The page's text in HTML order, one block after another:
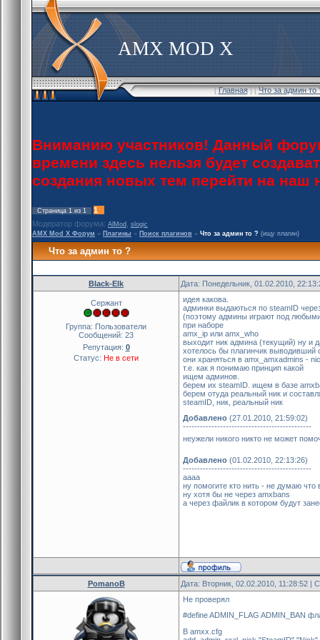
AMX MOD X
[Главная] [Что за админ то
Вниманию участников! Данный
времени здесь нельзя будет
создания новых тем перейти на
Страница 1 из 1
1
Модератор форума: AlMod
slogic
AMX Mod X Форум » Плагины » Поиск плагинов » Что за админ то ? (ищу плагин)
Что за админ то ?
Black-Elk Дата: Понедельник, 01.02.2010,
Сержант
Группа: Пользователи
Сообщений: 23
Репутация: 0
Статус: Не в сети
идея какова.
админки выдаються по steamID
(поэтому админы играют под
при наборе
amx_ip или amx_who
выходит ник админа (текущий) ну и
хотелось бы плагинчик
они храняться в amx_amxadmins -
т.е. как я понимаю принцип какой
ищем админов.
берем их steamID. ищем в базе
берем отуда реальный ник и
steamID, ник, реальный ник
Добавлено (27.01.2010, 21:59:02)
---------------------------------------------
неужели никого никто не может
Добавлено (01.02.2010, 22:13:26)
---------------------------------------------
аааа
ну помогите кто нить - не думаю что
ну хотя бы не через amxbans
а через файлик в котором будут
PomanoB Дата: Вторник, 02.02.2010, 11:28:52 |
Не проверял
#define ADMIN_FLAG ADMIN_BAN
В amxx.cfg